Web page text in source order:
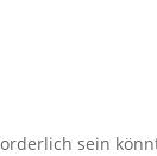
sein